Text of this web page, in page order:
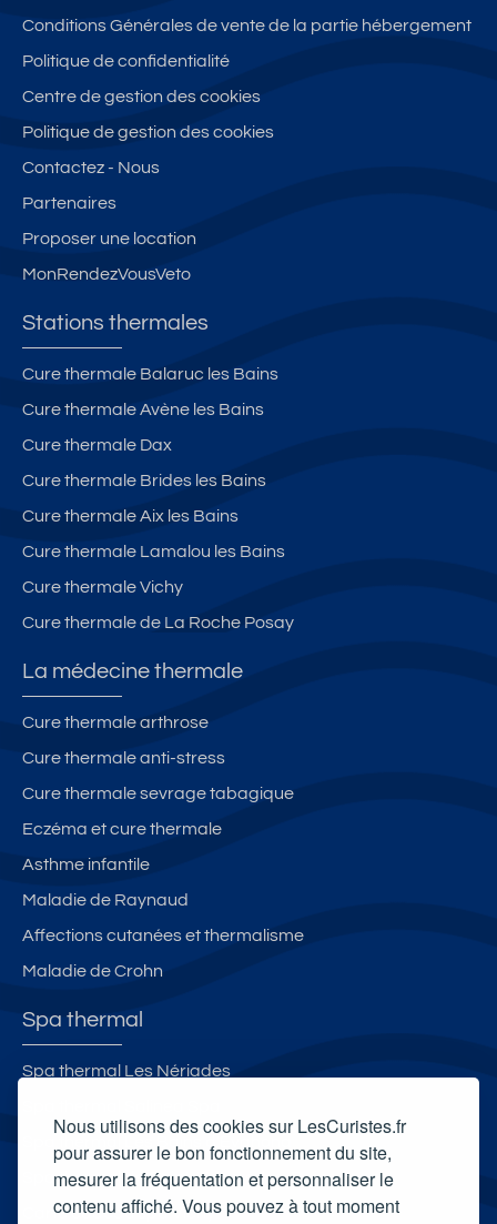
Nous utilisons des cookies sur LesCuristes.fr
pour assurer le bon fonctionnement du site,
mesurer la fréquentation et personnaliser le
contenu affiché. Vous pouvez à tout moment
Conditions Générales de vente de la partie hébergement
Politique de confidentialité
Centre de gestion des cookies
Politique de gestion des cookies
Contactez - Nous
Partenaires
Proposer une location
MonRendezVousVeto
Stations thermales
Cure thermale Balaruc les Bains
Cure thermale Avène les Bains
Cure thermale Dax
Cure thermale Brides les Bains
Cure thermale Aix les Bains
Cure thermale Lamalou les Bains
Cure thermale Vichy
Cure thermale de La Roche Posay
La médecine thermale
Cure thermale arthrose
Cure thermale anti-stress
Cure thermale sevrage tabagique
Eczéma et cure thermale
Asthme infantile
Maladie de Raynaud
Affections cutanées et thermalisme
Maladie de Crohn
Spa thermal
Spa thermal Les Nériades
Spa thermal de Saint-Honoré-les-Bains
Carte cadeau spa Vichy